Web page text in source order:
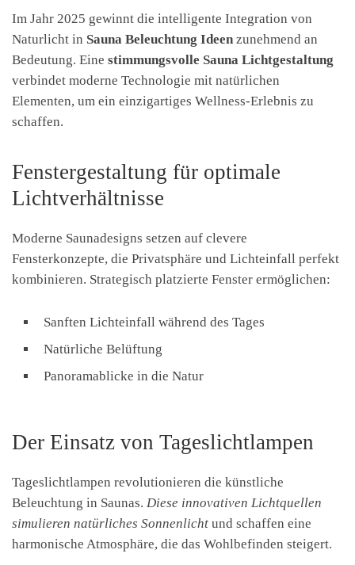
Im Jahr 2025 gewinnt die intelligente Integration von
Naturlicht in Sauna Beleuchtung Ideen zunehmend an
Bedeutung. Eine stimmungsvolle Sauna Lichtgestaltung
verbindet moderne Technologie mit natürlichen
Elementen, um ein einzigartiges Wellness-Erlebnis zu
schaffen.
Fenstergestaltung für optimale
Lichtverhältnisse
Moderne Saunadesigns setzen auf clevere
Fensterkonzepte, die Privatsphäre und Lichteinfall perfekt
kombinieren. Strategisch platzierte Fenster ermöglichen:
Sanften Lichteinfall während des Tages
Natürliche Belüftung
Panoramablicke in die Natur
Der Einsatz von Tageslichtlampen
Tageslichtlampen revolutionieren die künstliche
Beleuchtung in Saunas. Diese innovativen Lichtquellen
simulieren natürliches Sonnenlicht und schaffen eine
harmonische Atmosphäre, die das Wohlbefinden steigert.